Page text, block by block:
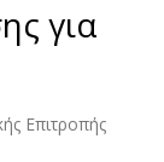
για
Επιτροπής